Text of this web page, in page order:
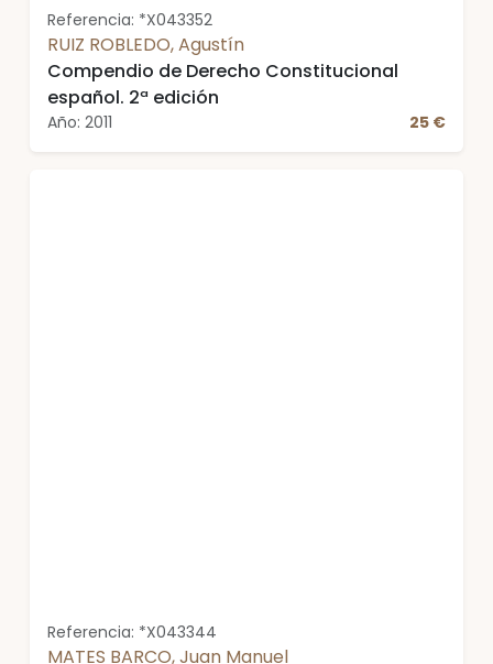
Referencia: *X043352
RUIZ ROBLEDO, Agustín
Compendio de Derecho Constitucional
español. 2ª edición
Año: 2011 25 €
Referencia: *X043344
MATES BARCO, Juan Manuel